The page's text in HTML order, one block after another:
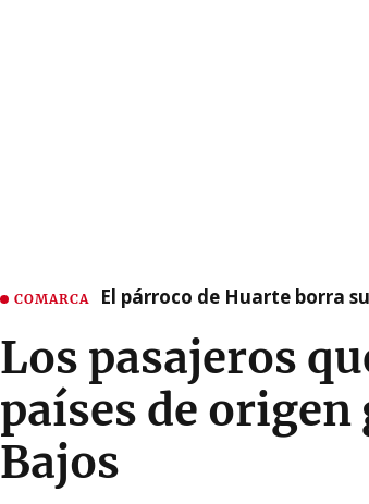
COMARCA El párroco de Huarte borra
Los pasajeros
países de
Bajos